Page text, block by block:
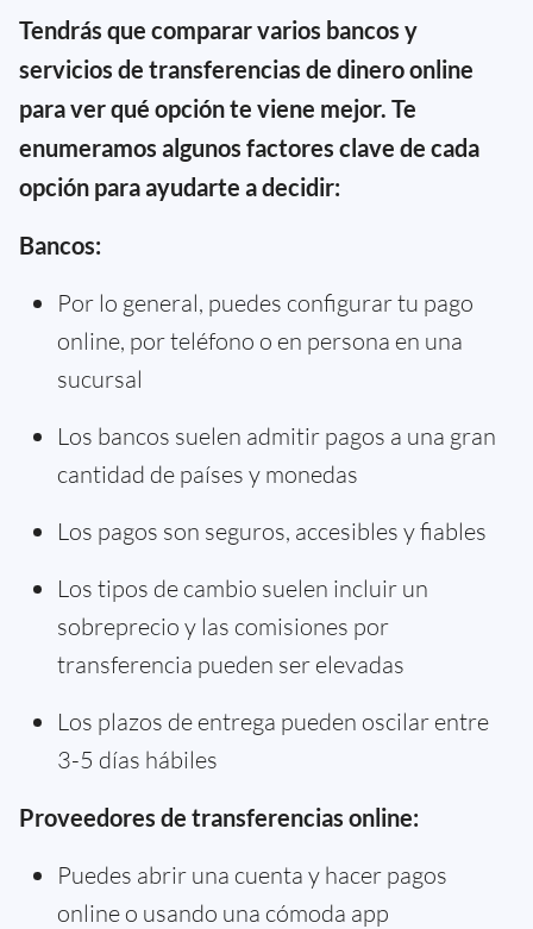
Tendrás que comparar varios bancos y
servicios de transferencias de dinero online
para ver qué opción te viene mejor. Te
enumeramos algunos factores clave de cada
opción para ayudarte a decidir:
Bancos:
Por lo general, puedes configurar tu pago
online, por teléfono o en persona en una
sucursal
Los bancos suelen admitir pagos a una gran
cantidad de países y monedas
Los pagos son seguros, accesibles y fiables
Los tipos de cambio suelen incluir un
sobreprecio y las comisiones por
transferencia pueden ser elevadas
Los plazos de entrega pueden oscilar entre
3-5 días hábiles
Proveedores de transferencias online:
Puedes abrir una cuenta y hacer pagos
online o usando una cómoda app